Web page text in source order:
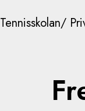
Tennisskolan/